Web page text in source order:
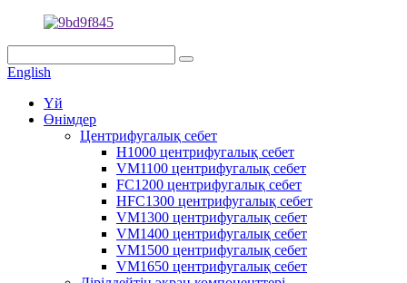
English
Үй
Өнімдер
Центрифугалық себет
H1000 центрифугалық себет
VM1100 центрифугалық себет
FC1200 центрифугалық себет
HFC1300 центрифугалық себет
VM1300 центрифугалық себет
VM1400 центрифугалық себет
VM1500 центрифугалық себет
VM1650 центрифугалық себет